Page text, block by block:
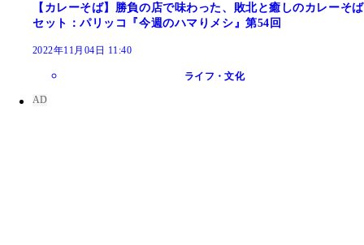
【カレーそば】勝負の店で味わった、敗北と癒しのカレーそば
セット：パリッコ『今週のハマりメシ』第54回
2022年11月04日 11:40
ライフ・文化